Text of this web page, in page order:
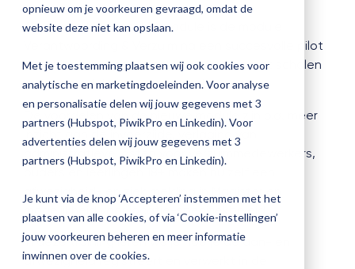
opnieuw om je voorkeuren gevraagd, omdat de
website deze niet kan opslaan.
Met je toestemming plaatsen wij ook cookies voor
analytische en marketingdoeleinden. Voor analyse
en personalisatie delen wij jouw gegevens met 3
partners (Hubspot, PiwikPro en Linkedin). Voor
advertenties delen wij jouw gegevens met 3
partners (Hubspot, PiwikPro en Linkedin).
Je kunt via de knop ‘Accepteren’ instemmen met het
plaatsen van alle cookies, of via ‘Cookie-instellingen’
jouw voorkeuren beheren en meer informatie
inwinnen over de cookies.
Als eerste Magister MX module is de module
Verantwoording & Verzuim na een succesvolle pilot
beschikbaar voor alle scholen. Samen met scholen
is deze module vereenvoudigd.
De voordelen van de nieuwe module zijn o.a. meer
inzicht aan de invoerzijde, verlaging van
administratieve lasten voor verzuimmedewerkers,
afwezigheid- en ziek melding in Magister en
mogelijkheid voor locatie-specifiekbeleid.
In deze training leren we je hoe je de aan- en
afwezigheid registreert en verwerkt in de